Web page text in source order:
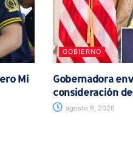
Mi
GOBIERNO
Gobernadora
consideración
agosto 6, 2026